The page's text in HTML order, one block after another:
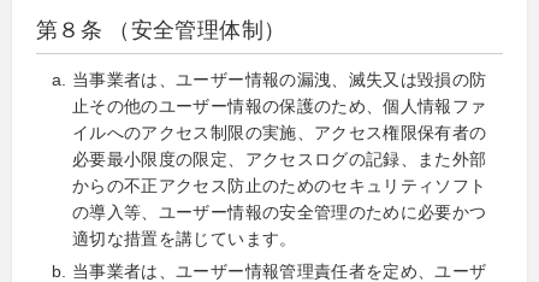
第８条 （安全管理体制）
当事業者は、ユーザー情報の漏洩、滅失又は毀損の防
止その他のユーザー情報の保護のため、個人情報ファ
イルへのアクセス制限の実施、アクセス権限保有者の
必要最小限度の限定、アクセスログの記録、また外部
からの不正アクセス防止のためのセキュリティソフト
の導入等、ユーザー情報の安全管理のために必要かつ
適切な措置を講じています。
当事業者は、ユーザー情報管理責任者を定め、ユーザ